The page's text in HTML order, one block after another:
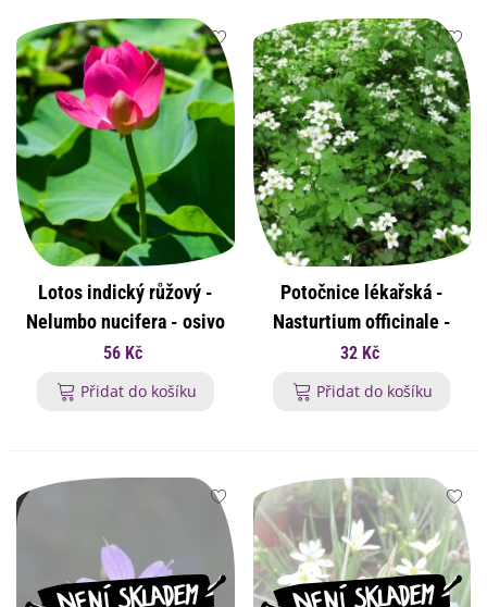
Lotos indický růžový -
Nelumbo nucifera - osivo
lotosu - 2 ks
56 Kč
Přidat do košíku
Potočnice lékařská -
Nasturtium officinale -
osivo potočnice - 250 ks
32 Kč
Přidat do košíku